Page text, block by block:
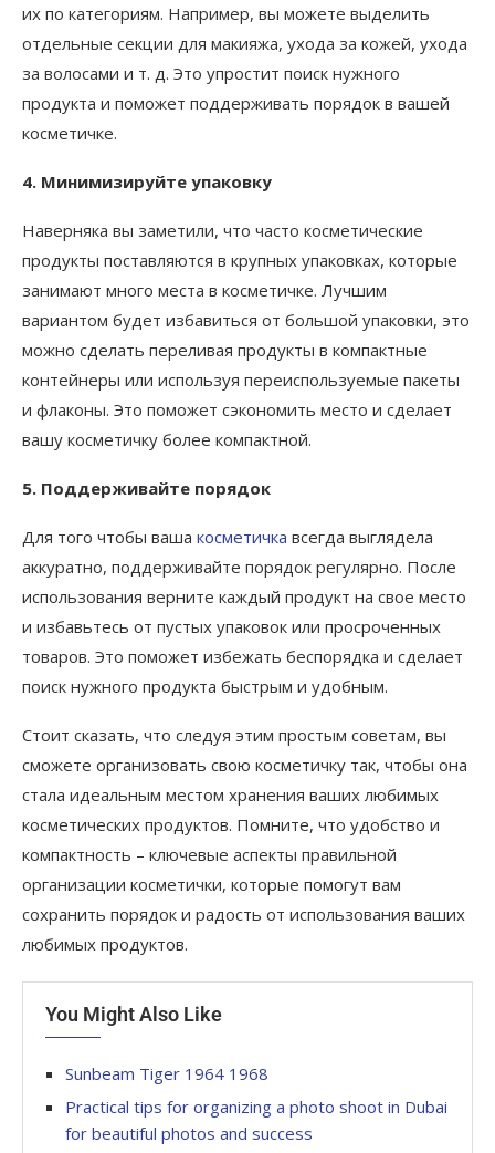
их по категориям. Например, вы можете выделить
отдельные секции для макияжа, ухода за кожей, ухода
за волосами и т. д. Это упростит поиск нужного
продукта и поможет поддерживать порядок в вашей
косметичке.
4. Минимизируйте упаковку
Наверняка вы заметили, что часто косметические
продукты поставляются в крупных упаковках, которые
занимают много места в косметичке. Лучшим
вариантом будет избавиться от большой упаковки, это
можно сделать переливая продукты в компактные
контейнеры или используя переиспользуемые пакеты
и флаконы. Это поможет сэкономить место и сделает
вашу косметичку более компактной.
5. Поддерживайте порядок
Для того чтобы ваша косметичка всегда выглядела
аккуратно, поддерживайте порядок регулярно. После
использования верните каждый продукт на свое место
и избавьтесь от пустых упаковок или просроченных
товаров. Это поможет избежать беспорядка и сделает
поиск нужного продукта быстрым и удобным.
Стоит сказать, что следуя этим простым советам, вы
сможете организовать свою косметичку так, чтобы она
стала идеальным местом хранения ваших любимых
косметических продуктов. Помните, что удобство и
компактность – ключевые аспекты правильной
организации косметички, которые помогут вам
сохранить порядок и радость от использования ваших
любимых продуктов.
You Might Also Like
Sunbeam Tiger 1964 1968
Practical tips for organizing a photo shoot in Dubai
for beautiful photos and success